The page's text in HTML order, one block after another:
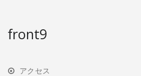
front9
アクセス